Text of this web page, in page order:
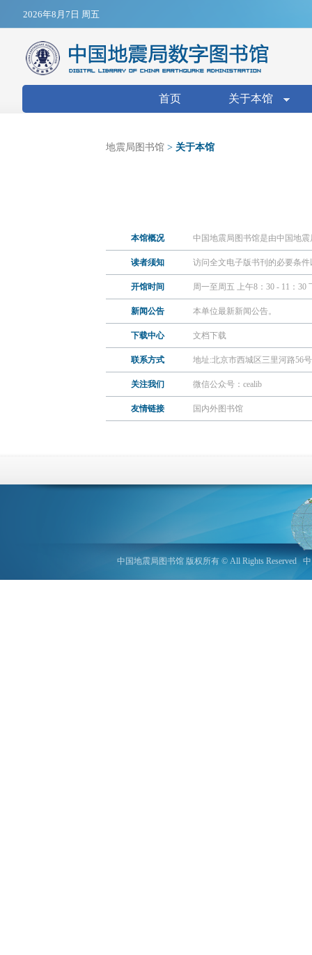
2026年8月7日 周五
搜索表单
首页 关于本馆
地震局图书馆 > 关于本馆
本馆概况 中国地震局图书馆是由中国地
读者须知 访问全文电子版书刊的必要条
开馆时间 周一至周五 上午8：30 - 11：30
新闻公告 本单位最新新闻公告。
下载中心 文档下载
联系方式 地址:北京市西城区三里河路56号
关注我们 微信公众号：cealib
友情链接 国内外图书馆
中国地震局图书馆 版权所有 © All Rights Reserved